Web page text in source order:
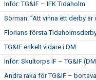
Inför: TG&IF – IFK Tidaholm
Sörman: ”Att vinna ett derby
Florians första
TG&IF enkelt vidare i DM
Inför: Skultorps IF – TG&IF
Andra raka för TG&IF –